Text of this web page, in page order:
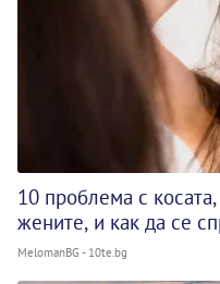
10 проблема с
жените, и как да се
MelomanBG - 10te.bg